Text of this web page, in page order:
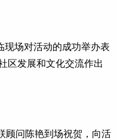
场对活动的成功举办表
区发展和文化交流作出
顾问陈艳到场祝贺，向活